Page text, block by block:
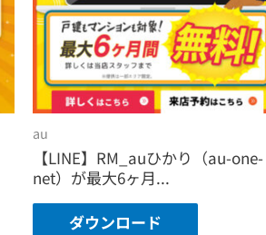
au
【LINE】RM_auひかり（au-one-
net）が最大6ヶ月...
ダウンロード